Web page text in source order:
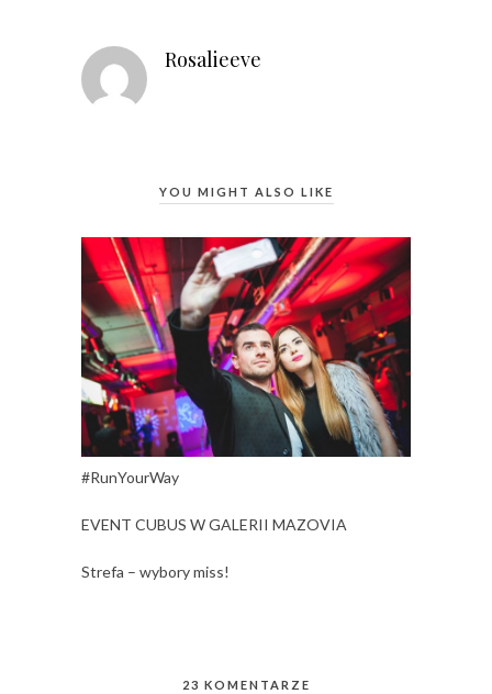
Rosalieeve
YOU MIGHT ALSO LIKE
#RunYourWay
EVENT CUBUS W GALERII MAZOVIA
Strefa – wybory miss!
23 KOMENTARZE